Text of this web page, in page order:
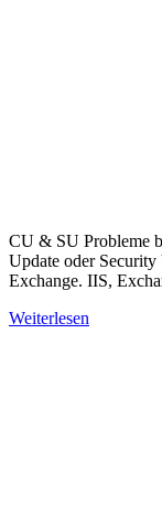
CU & SU Probleme
Update oder
Exchange. IIS,
Weiterlesen